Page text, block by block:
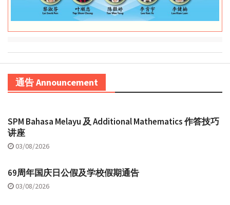
通告 Announcement
SPM Bahasa Melayu 及 Additional Mathematics 作答技巧
讲座
03/08/2026
69周年国庆日公假及学校假期通告
03/08/2026